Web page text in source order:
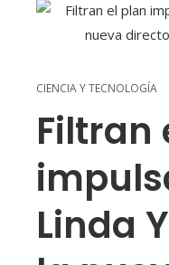
CIENCIA Y TECNOLOGÍA
Filtran
Linda